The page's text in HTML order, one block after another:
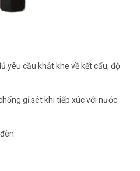
yêu cầu khắt khe về kết cấu, độ
gỉ sét khi tiếp xúc với nước